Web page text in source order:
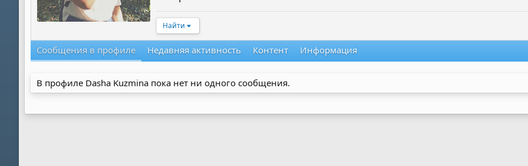
Найти
Сообщения в профиле Недавняя активность Контент Информация
В профиле Dasha Kuzmina пока нет ни одного сообщения.